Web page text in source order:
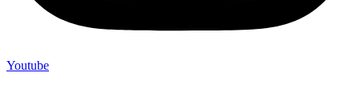
Youtube